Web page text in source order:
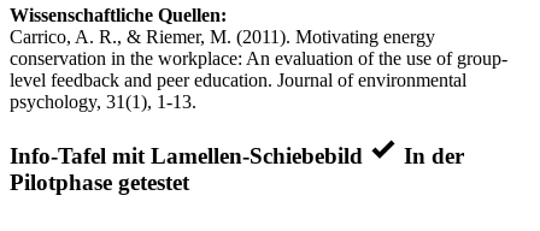
Wissenschaftliche Quellen:
Carrico, A. R., & Riemer, M. (2011). Motivating energy
conservation in the workplace: An evaluation of the use of group-
level feedback and peer education. Journal of environmental
psychology, 31(1), 1-13.
Info-Tafel mit Lamellen-Schiebebild
In der
Pilotphase getestet